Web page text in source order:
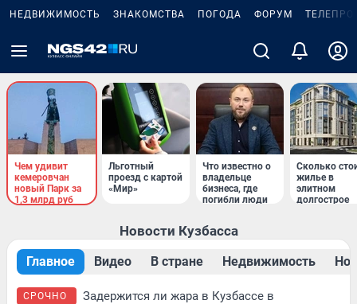
НЕДВИЖИМОСТЬ ЗНАКОМСТВА ПОГОДА ФОРУМ
Чем удивит
кемеровчан
новый Парк за
1,3 млрд руб
Льготный
проезд с картой
«Мир»
Что известно о
владельце
бизнеса, где
погибли люди
Сколько
жилье в
элитном
долгострое
Новости Кузбасса
Главное Видео В стране Недвижимость
СРОЧНО
Задержится ли жара в Кузбассе в